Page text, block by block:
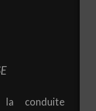
conduite